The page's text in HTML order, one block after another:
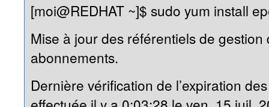
[moi@REDHAT ~]$ sudo yum install
Mise à jour des référentiels de gestion
abonnements.
Dernière vérification de l’expiration